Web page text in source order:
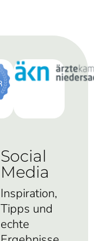
Social
Media
Inspiration,
Tipps und
echte